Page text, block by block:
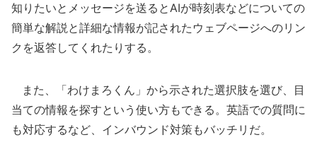
知りたいとメッセージを送るとAIが時刻表などについての
簡単な解説と詳細な情報が記されたウェブページへのリン
クを返答してくれたりする。
また、「わけまろくん」から示された選択肢を選び、目
当ての情報を探すという使い方もできる。英語での質問に
も対応するなど、インバウンド対策もバッチリだ。